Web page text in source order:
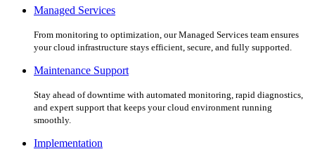
Managed Services
From monitoring to optimization, our Managed Services team ensures
your cloud infrastructure stays efficient, secure, and fully supported.
Maintenance Support
Stay ahead of downtime with automated monitoring, rapid diagnostics,
and expert support that keeps your cloud environment running
smoothly.
Implementation